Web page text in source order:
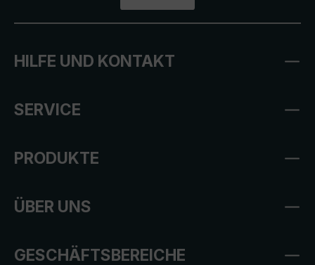
HILFE UND KONTAKT
SERVICE
PRODUKTE
ÜBER UNS
GESCHÄFTSBEREICHE